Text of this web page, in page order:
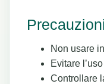
Precauzioni
Non usare
Evitare
Controllare